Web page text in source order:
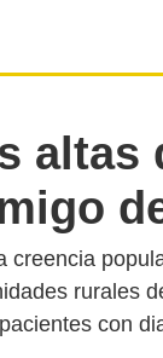
altas
creencia
rurales